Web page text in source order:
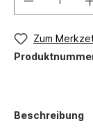
Zum
Beschreibung